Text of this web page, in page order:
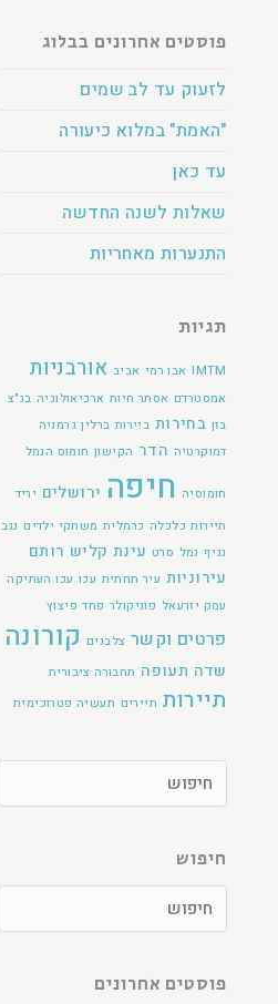
פוסטים אחרונים בבלוג
לזעוק עד לב שמים
"האמת" במלוא כיעורה
עד כאן
שאלות לשנה החדשה
התנערות מאחריות
תגיות
IMTM אבו רמי אביב אורבניות
אמסטרדם אסתר חיות ארכיאולוגיה בג"צ
בזן בחירות ביירות ברלין גרמניה
דמוקרטיה הדר הקישון חומוס הנמל
חומוסיה חיפה ירושלים יריד
תיירות כלכלה כרמלית משחקי ילדים נגב
נגיף נמל סרט עינת קליש רותם
עירוניות עיר תחתית עכו עכו העתיקה
עמק יזרעאל פוניקולר פחד פיצוץ
פרטים וקשר צלבנים קורונה
שדה תעופה תחבורה ציבורית
תיירות תיירים תעשיה פטרוכימית
חיפוש
פוסטים אחרונים